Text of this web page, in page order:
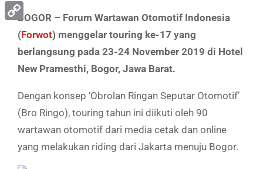
BOGOR – Forum Wartawan Otomotif Indonesia
(Forwot) menggelar touring ke-17 yang
berlangsung pada 23-24 November 2019 di Hotel
New Pramesthi, Bogor, Jawa Barat.
Dengan konsep ‘Obrolan Ringan Seputar Otomotif’
(Bro Ringo), touring tahun ini diikuti oleh 90
wartawan otomotif dari media cetak dan online
yang melakukan riding dari Jakarta menuju Bogor.
WhatsApp
Copy
Link